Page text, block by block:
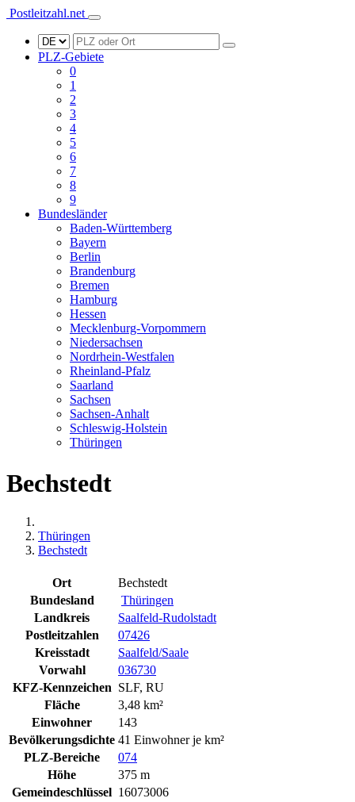
Postleitzahl.net
PLZ-Gebiete
0
1
2
3
4
5
6
7
8
9
Bundesländer
Baden-Württemberg
Bayern
Berlin
Brandenburg
Bremen
Hamburg
Hessen
Mecklenburg-Vorpommern
Niedersachsen
Nordrhein-Westfalen
Rheinland-Pfalz
Saarland
Sachsen
Sachsen-Anhalt
Schleswig-Holstein
Thüringen
Bechstedt
Thüringen
Bechstedt
Ort
Bechstedt
Bundesland
Thüringen
Landkreis
Saalfeld-Rudolstadt
Postleitzahlen
07426
Kreisstadt
Saalfeld/Saale
Vorwahl
036730
KFZ-Kennzeichen SLF, RU
Fläche
3,48 km²
Einwohner
143
Bevölkerungsdichte 41 Einwohner je km²
PLZ-Bereiche
074
Höhe
375 m
Gemeindeschlüssel 16073006